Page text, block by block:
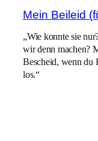
Mein Beileid
„Wie konnte sie
wir denn machen?
Bescheid, wenn du
los.“